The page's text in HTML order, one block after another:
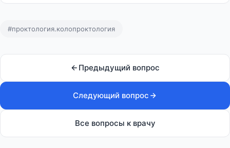
#проктология.колопроктология
Предыдущий вопрос
Следующий вопрос
Все вопросы к врачу